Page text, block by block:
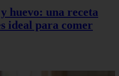
huevo: una receta
ideal para comer